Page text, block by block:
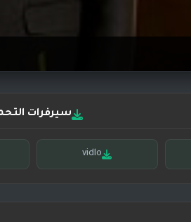
سيرفرات
vidlo